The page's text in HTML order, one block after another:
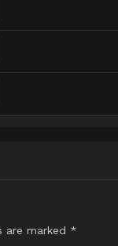
are marked *